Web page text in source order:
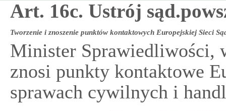
Art. 16c. Ustrój
Tworzenie i znoszenie punktów kontaktowych Europejskiej Sieci
Minister Sprawiedliwości,
znosi punkty kontaktowe
sprawach cywilnych i